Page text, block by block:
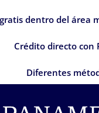
dentro del área
Crédito directo con
Diferentes